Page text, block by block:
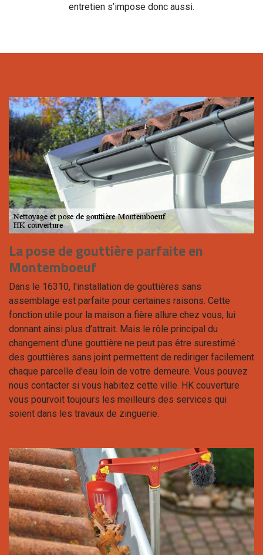
entretien s’impose donc aussi.
La pose de gouttière parfaite en
Montemboeuf
Dans le 16310, l'installation de gouttières sans
assemblage est parfaite pour certaines raisons. Cette
fonction utile pour la maison a fière allure chez vous, lui
donnant ainsi plus d’attrait. Mais le rôle principal du
changement d'une gouttière ne peut pas être surestimé :
des gouttières sans joint permettent de rediriger facilement
chaque parcelle d'eau loin de votre demeure. Vous pouvez
nous contacter si vous habitez cette ville. HK couverture
vous pourvoit toujours les meilleurs des services qui
soient dans les travaux de zinguerie.